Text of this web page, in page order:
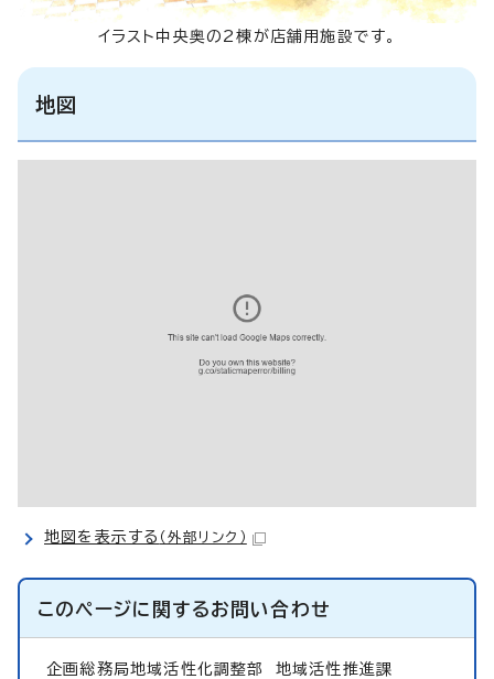
イラスト中央奥の2棟が店舗用施設です。
地図
地図を表示する （外部リンク）
このページに関するお問い合わせ
企画総務局地域活性化調整部 地域活性推進課